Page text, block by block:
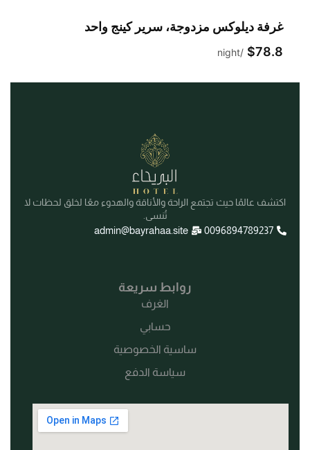
غرفة ديلوكس مزدوجة، سرير كينج واحد
$78.8
night
اكتشف عالمًا حيث تجتمع الراحة والأناقة والهدوء معًا لخلق لحظات لا
تُنسى.
0096894789237
admin@bayrahaa.site
روابط سريعة
الغرف
حسابي
ساسية الخصوصية
سياسة الدفع